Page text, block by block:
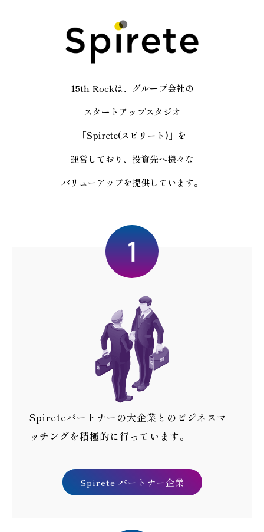
15th Rockは、グループ会社の
スタートアップスタジオ
「Spirete(スピリート) 」を
運営しており、投資先へ様々な
バリューアップを提供しています。
Spireteパートナーの大企業とのビジネスマ
ッチングを積極的に行っています。
Spirete パートナー企業